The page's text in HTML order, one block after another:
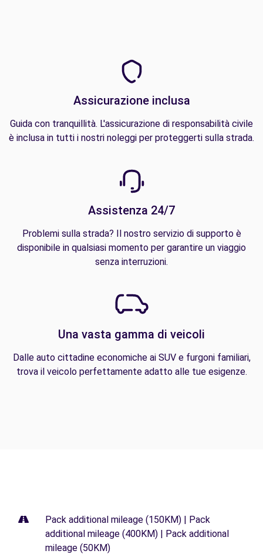
Assicurazione inclusa
Guida con tranquillità. L'assicurazione di responsabilità civile
è inclusa in tutti i nostri noleggi per proteggerti sulla strada.
Assistenza 24/7
Problemi sulla strada? Il nostro servizio di supporto è
disponibile in qualsiasi momento per garantire un viaggio
senza interruzioni.
Una vasta gamma di veicoli
Dalle auto cittadine economiche ai SUV e furgoni familiari,
trova il veicolo perfettamente adatto alle tue esigenze.
Pack additional mileage (150KM) | Pack
additional mileage (400KM) | Pack additional
mileage (50KM)